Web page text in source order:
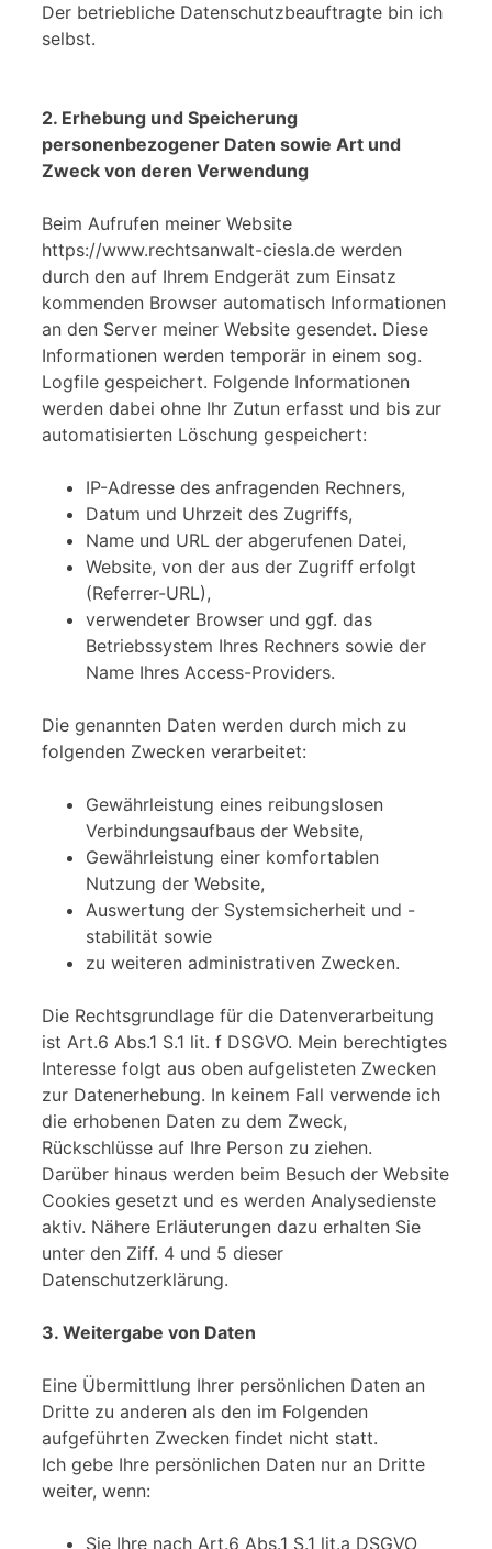
Der betriebliche Datenschutzbeauftragte bin ich
selbst.
2. Erhebung und Speicherung
personenbezogener Daten sowie Art und
Zweck von deren Verwendung
Beim Aufrufen meiner Website
https://www.rechtsanwalt-ciesla.de werden
durch den auf Ihrem Endgerät zum Einsatz
kommenden Browser automatisch Informationen
an den Server meiner Website gesendet. Diese
Informationen werden temporär in einem sog.
Logfile gespeichert. Folgende Informationen
werden dabei ohne Ihr Zutun erfasst und bis zur
automatisierten Löschung gespeichert:
IP-Adresse des anfragenden Rechners,
Datum und Uhrzeit des Zugriffs,
Name und URL der abgerufenen Datei,
Website, von der aus der Zugriff erfolgt
(Referrer-URL),
verwendeter Browser und ggf. das
Betriebssystem Ihres Rechners sowie der
Name Ihres Access-Providers.
Die genannten Daten werden durch mich zu
folgenden Zwecken verarbeitet:
Gewährleistung eines reibungslosen
Verbindungsaufbaus der Website,
Gewährleistung einer komfortablen
Nutzung der Website,
Auswertung der Systemsicherheit und -
stabilität sowie
zu weiteren administrativen Zwecken.
Die Rechtsgrundlage für die Datenverarbeitung
ist Art.6 Abs.1 S.1 lit. f DSGVO. Mein berechtigtes
Interesse folgt aus oben aufgelisteten Zwecken
zur Datenerhebung. In keinem Fall verwende ich
die erhobenen Daten zu dem Zweck,
Rückschlüsse auf Ihre Person zu ziehen.
Darüber hinaus werden beim Besuch der Website
Cookies gesetzt und es werden Analysedienste
aktiv. Nähere Erläuterungen dazu erhalten Sie
unter den Ziff. 4 und 5 dieser
Datenschutzerklärung.
3. Weitergabe von Daten
Eine Übermittlung Ihrer persönlichen Daten an
Dritte zu anderen als den im Folgenden
aufgeführten Zwecken findet nicht statt.
Ich gebe Ihre persönlichen Daten nur an Dritte
weiter, wenn:
Sie Ihre nach Art.6 Abs.1 S.1 lit.a DSGVO